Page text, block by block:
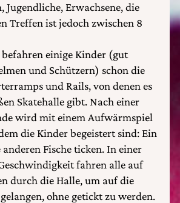
Erwachsene, die
Treffen ist jedoch zwischen 8
befahren einige Kinder (gut
und Schützern) schon die
und Rails, von denen es
Skatehalle gibt. Nach einer
wird mit einem Aufwärmspiel
die Kinder begeistert sind: Ein
anderen Fische ticken. In einer
fahren alle auf
durch die Halle, um auf die
ohne getickt zu werden.